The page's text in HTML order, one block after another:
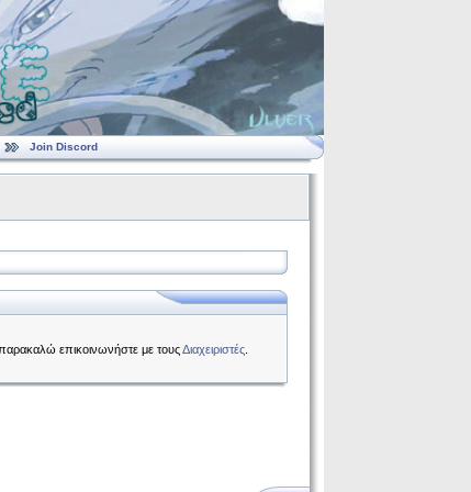
Join Discord
επικοινωνήστε με τουςΔιαχειριστές